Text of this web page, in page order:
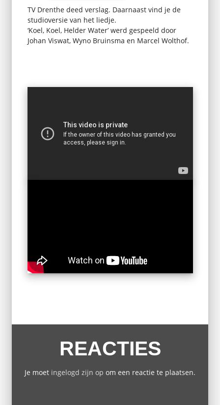
TV Drenthe deed verslag. Daarnaast vind je de
studioversie van het liedje.
‘Koel, Koel, Helder Water’ werd gespeeld door
Johan Viswat, Wyno Bruinsma en Marcel Wolthof.
REACTIES
Je moet ingelogd zijn op om een reactie te plaatsen.